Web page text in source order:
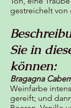
gestreichelt von
Sie in
können:
Bragagna
Weinfarbe
gereift; und